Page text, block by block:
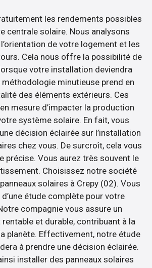
les rendements possibles
centrale solaire. Nous analysons
de votre logement et les
Cela nous offre la possibilité de
votre installation deviendra
méthodologie minutieuse prend en
des éléments extérieurs. Ces
mesure d’impacter la production
système solaire. En fait, vous
décision éclairée sur l’installation
chez vous. De surcroît, cela vous
précise. Vous aurez très souvent le
Choisissez notre société
solaires à Crepy (02). Vous
étude complète pour votre
compagnie vous assure un
et durable, contribuant à la
planète. Effectivement, notre étude
à prendre une décision éclairée.
installer des panneaux solaires